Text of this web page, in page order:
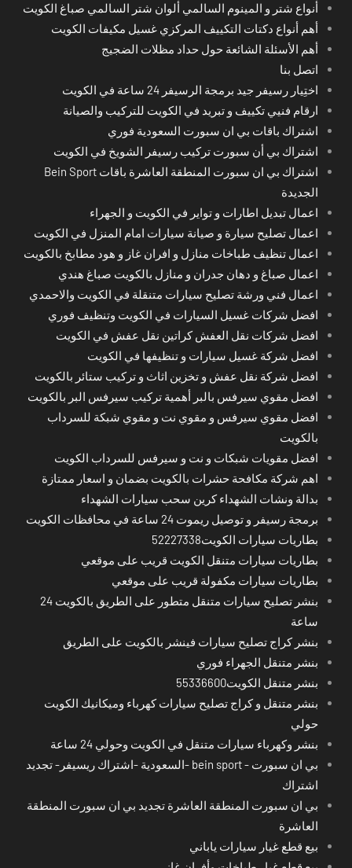
أنواع شتر و المينوم السالمي ألوان شتر السالمي صباغ الكويت
أهم أنواع دكتات التكييف المركزي غسيل مكيفات الكويت
أهم الأسئلة الشائعة حول حداد مظلات الضجيج
اتصل بنا
اختِيار رسيفر جيد برمجة الرسيفر 24 ساعة في الكويت
ارقام فنيي تكييف و تبريد في الكويت للتركيب والصيانة
اشتراك باقات بي ان سبورت السعودية فوري
اشتراك بي أن سبورت تركيب رسيفر الشويخ في الكويت
اشتراك بي ان سبورت المنطقة العاشرة باقات Bein Sport
الجديدة
اعمال تبديل اطارات و تواير في الكويت و الجهراء
اعمال تصليح سيارة و صيانة سيارات امام المنزل في الكويت
اعمال تنظيف طباخات منازل و افران غاز و هود مطابخ بالكويت
اعمال صباغ و دهان جدران و منازل بالكويت صباغ هندي
اعمال فني ورشة تصليح سيارات متنقلة في الكويت والاحمدي
افضل شركات غسيل السيارات في الكويت وتنظيف فوري
افضل شركات نقل العفش كراتين نقل عفش في الكويت
افضل شركة غسيل سيارات و تنظيفها في الكويت
افضل شركة نقل عفش و تخزين اثاث و تركيب ستائر بالكويت
افضل مقوي سيرفس بالبر أهمية تركيب سيرفس البر بالكويت
افضل مقوي سيرفس و مقوي نت و مقوي شبكة للسرداب
بالكويت
افضل مقويات شبكات و نت و سيرفس للسرداب الكويت
اهم شركة مكافحة حشرات بالكويت بضمان و اسعار ممتازة
بدالة ونشات الشهداء كرين سحب سيارات الشهداء
برمجة رسيفر و توصيل ريموت 24 ساعة في محافظات الكويت
بطاريات سيارات الكويت52227338
بطاريات سيارات متنقل الكويت قريب على موقعي
بطاريات سيارات مكفولة قريب على موقعي
بنشر تصليح سيارات متنقل متطور على الطريق بالكويت 24
ساعة
بنشر كراج تصليح سيارات فينشر بالكويت على الطريق
بنشر متنقل الجهراء فوري
بنشر متنقل الكويت55336600
بنشر متنقل و كراج تصليح سيارات كهرباء وميكانيك الكويت
حولي
بنشر وكهرباء سيارات متنقل في الكويت وحولي 24 ساعة
بي ان سبورت - bein sport -السعودية -اشتراك ريسيفر- تجديد
اشتراك
بي ان سبورت المنطقة العاشرة تجديد بي ان سبورت المنطقة
العاشرة
بيع قطع غيار سيارات ياباني